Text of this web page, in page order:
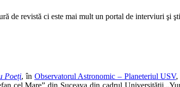
de revistă ci este mai mult un portal de interviuri şi
Poeți, în Observatorul Astronomic – Planeteriul USV,
cel Mare” din Suceava din cadrul Universităţii